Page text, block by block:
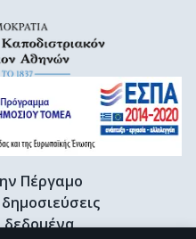
Πέργαμο
δεδομένα